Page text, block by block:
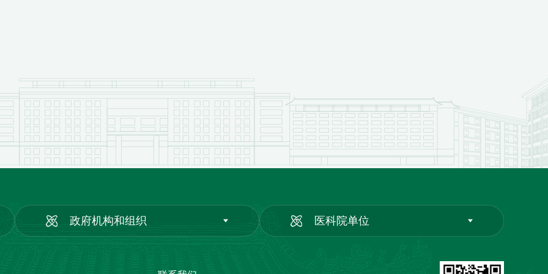
政府机构和组织 医科院单位